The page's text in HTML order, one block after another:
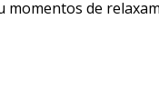
momentos de